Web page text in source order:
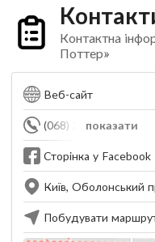
Контактна
Поттер»
Веб-сайт
показати
(068) 379-22-20
Сторінка у Facebook
Київ, Оболонський
Побудувати